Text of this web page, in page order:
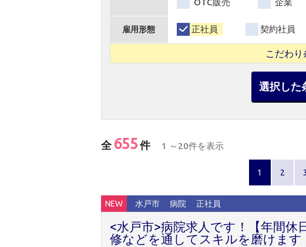
雇用形態 正社員 契約社員
こだわり
選択した
全 655 件 1 ～20件を表示
1 2 3
NEW 水戸市 病院 正社員
<水戸市>病院求人です！【年間休
修などを通してスキルを磨けます